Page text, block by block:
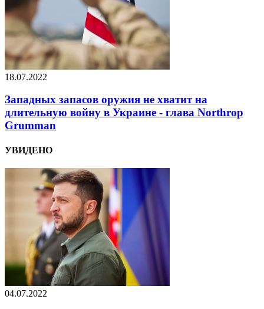
18.07.2022
Западных запасов оружия не хватит на
длительную войну в Украине - глава Northrop
Grumman
УВИДЕНО
04.07.2022